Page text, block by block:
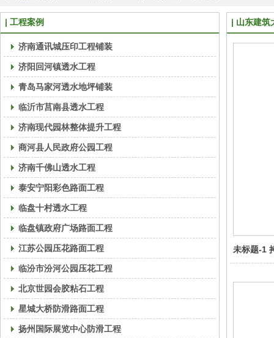
工程案例
济南通讯城压印工程铺装
济阳回河镇透水工程
青岛马家河透水地坪铺装
临沂市莒南县透水工程
济南现代园林整体提升工程
商河县人民政府公园工程
济南千佛山透水工程
泰安宁阳彩色路面工程
临盘十村透水工程
临盘镇政府广场路面工程
江苏公园压花路面工程
临汾市汾河公园压花工程
北京世园会胶粘石工程
星城大桥防滑路面工程
扬州国际展览中心防滑工程
山东建筑
未标题-1